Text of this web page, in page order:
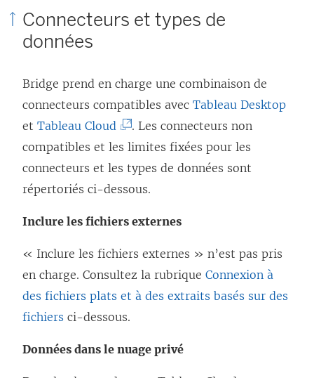
r
l
f
e
n
ê
t
e
n
o
u
v
r
e
s
u
n
Connecteurs et types de
données
Bridge prend en charge une combinaison de
connecteurs compatibles avec Tableau Desktop
et Tableau Cloud
L
e
l
e
n
s
’
o
v
. Les connecteurs non
compatibles et les limites fixées pour les
connecteurs et les types de données sont
répertoriés ci-dessous.
Inclure les fichiers externes
« Inclure les fichiers externes » n’est pas pris
en charge. Consultez la rubrique Connexion à
des fichiers plats et à des extraits basés sur des
fichiers ci-dessous.
Données dans le nuage privé